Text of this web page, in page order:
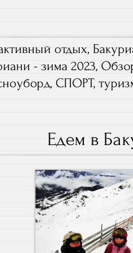
отдых,
- зима 2023,
, СПОРТ,
Едем в